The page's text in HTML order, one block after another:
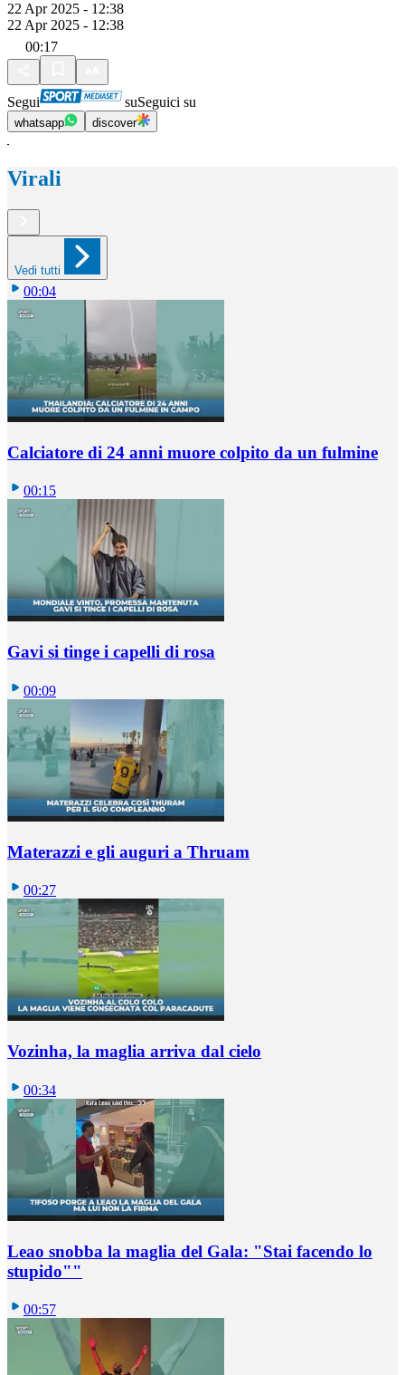
22 Apr 2025 - 12:38
22 Apr 2025 - 12:38
00:17
Segui suSeguici su
whatsapp discover
Virali
Vedi tutti
00:04
Calciatore di 24 anni muore colpito da un fulmine
00:15
Gavi si tinge i capelli di rosa
00:09
Materazzi e gli auguri a Thruam
00:27
Vozinha, la maglia arriva dal cielo
00:34
Leao snobba la maglia del Gala: "Stai facendo lo
stupido""
00:57